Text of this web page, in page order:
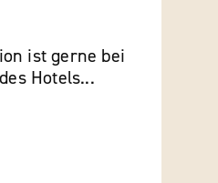
ist gerne bei
Hotels...